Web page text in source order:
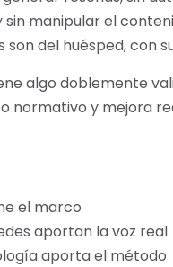
sin manipular el
son del huésped, con
algo doblemente
normativo y mejora
el marco
aportan la voz real
aporta el método